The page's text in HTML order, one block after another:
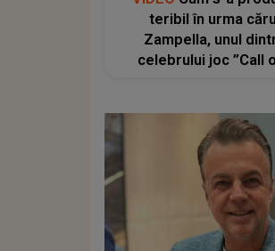
teribil în urma
Zampella, unul
celebrului joc ”Call
ieșit de pe